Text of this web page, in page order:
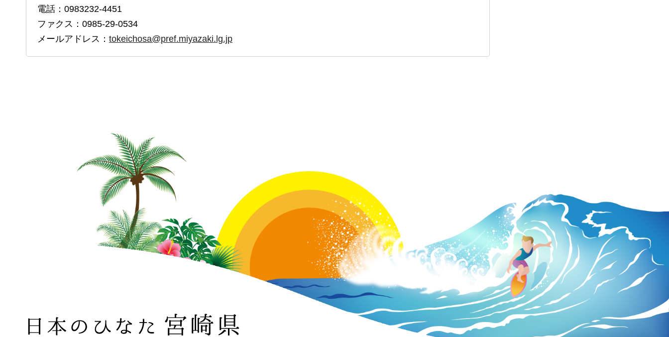
電話：0983232-4451
ファクス：0985-29-0534
メールアドレス： tokeichosa@pref.miyazaki.lg.jp
日本のひなた 宮崎県 MIYAZAKI PREFECTURE